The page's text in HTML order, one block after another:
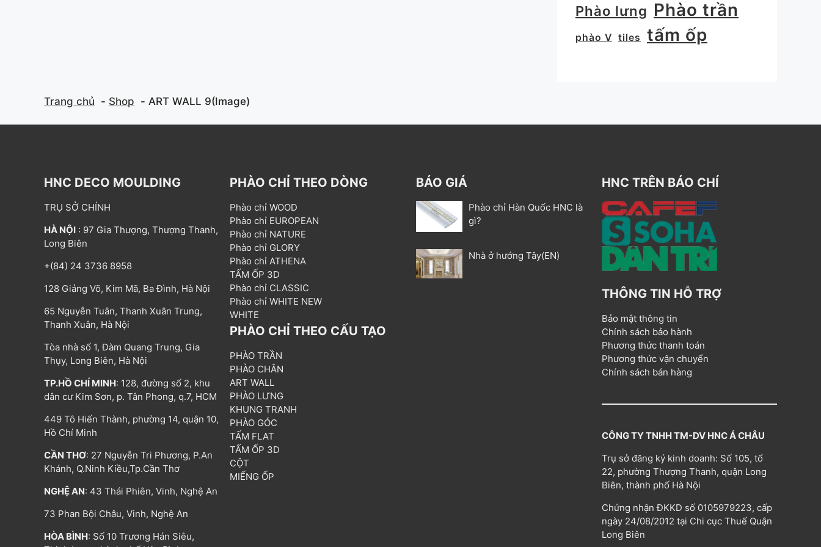
Phào lưng Phào trần
phào V tiles tấm ốp
Trang chủ Shop ART WALL 9(Image)
HNC DECO MOULDING
TRỤ SỞ CHÍNH
HÀ NỘI : 97 Gia Thượng, Thượng Thanh,
Long Biên
+(84) 24 3736 8958
128 Giảng Võ, Kim Mã, Ba Đình, Hà Nội
65 Nguyễn Tuân, Thanh Xuân Trung,
Thanh Xuân, Hà Nội
Tòa nhà số 1, Đàm Quang Trung, Gia
Thụy, Long Biên, Hà Nội
TP.HỒ CHÍ MINH: 128, đường số 2, khu
dân cư Kim Sơn, p. Tân Phong, q.7, HCM
449 Tô Hiến Thành, phường 14, quận 10,
Hồ Chí Minh
CẦN THƠ: 27 Nguyễn Tri Phương, P.An
Khánh, Q.Ninh Kiều,Tp.Cần Thơ
NGHỆ AN: 43 Thái Phiên, Vinh, Nghệ An
73 Phan Bội Châu, Vinh, Nghệ An
HÒA BÌNH: Số 10 Trương Hán Siêu,
PHÀO CHỈ THEO DÒNG
Phào chỉ WOOD
Phào chỉ EUROPEAN
Phào chỉ NATURE
Phào chỉ GLORY
Phào chỉ ATHENA
TẤM ỐP 3D
Phào chỉ CLASSIC
Phào chỉ WHITE NEW
WHITE
PHÀO CHỈ THEO CẤU TẠO
PHÀO TRẦN
PHÀO CHÂN
ART WALL
PHÀO LƯNG
KHUNG TRANH
PHÀO GÓC
TẤM FLAT
TẤM ỐP 3D
CỘT
MIẾNG ỐP
BÁO GIÁ
Phào chỉ Hàn Quốc HNC là
gì?
Nhà ở hướng Tây(EN)
HNC TRÊN BÁO CHÍ
THÔNG TIN HỖ TRỢ
Bảo mật thông tin
Chính sách bảo hành
Phương thức thanh toán
Phương thức vận chuyển
Chính sách bán hàng
CÔNG TY TNHH TM-DV HNC Á CHÂU
Trụ sở đăng ký kinh doanh: Số 105, tổ
22, phường Thượng Thanh, quận Long
Biên, thành phố Hà Nội
Chứng nhận ĐKKD số 0105979223, cấp
ngày 24/08/2012 tại Chi cục Thuế Quận
Long Biên